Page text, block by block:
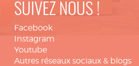
SUIVEZ NOUS !
Facebook
Instagram
Youtube
Autres réseaux sociaux & blogs